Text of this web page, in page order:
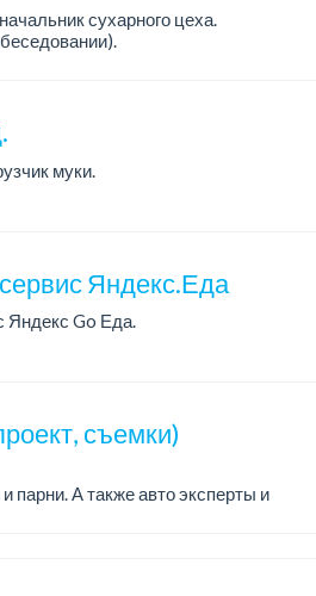
сухарного цеха.
муки.
Яндекс.Еда
Яндекс Go Еда.
съемки)
А также авто эксперты и